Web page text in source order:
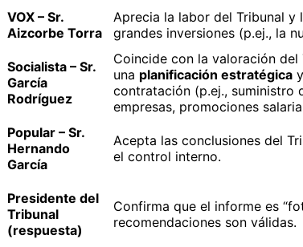
VOX – Sr.
Aizcorbe Torra
Aprecia la labor del Tribunal
grandes inversiones (p.ej., la
Socialista – Sr.
García
Rodríguez
Coincide con la valoración
una planificación estratégica
contratación (p.ej., suministro
empresas, promociones
Popular – Sr.
Hernando
García
Acepta las conclusiones del
el control interno.
Presidente del
Tribunal
(respuesta)
Confirma que el informe es
recomendaciones son válidas.